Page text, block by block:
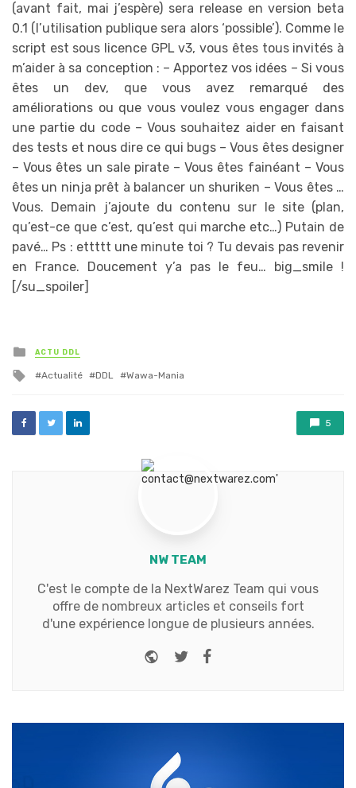
(avant fait, mai j’espère) sera release en version beta
0.1 (l’utilisation publique sera alors ‘possible’). Comme le
script est sous licence GPL v3, vous êtes tous invités à
m’aider à sa conception : – Apportez vos idées – Si vous
êtes un dev, que vous avez remarqué des
améliorations ou que vous voulez vous engager dans
une partie du code – Vous souhaitez aider en faisant
des tests et nous dire ce qui bugs – Vous êtes designer
– Vous êtes un sale pirate – Vous êtes fainéant – Vous
êtes un ninja prêt à balancer un shuriken – Vous êtes …
Vous. Demain j’ajoute du contenu sur le site (plan,
qu’est-ce que c’est, qu’est qui marche etc…) Putain de
pavé… Ps : ettttt une minute toi ? Tu devais pas revenir
en France. Doucement y’a pas le feu… big_smile !
[/su_spoiler]
Posted
in
ACTU DDL
Tagged
Actualité DDL Wawa-Mania
5
NW TEAM
C'est le compte de la NextWarez Team qui vous
offre de nombreux articles et conseils fort
d'une expérience longue de plusieurs années.
Website
Twitter